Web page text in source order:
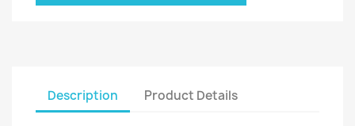
Description Product Details